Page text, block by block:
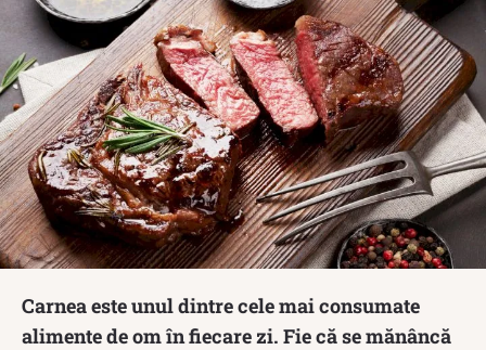
Carnea este unul dintre cele mai consumate
alimente de om în fiecare zi. Fie că se mănâncă